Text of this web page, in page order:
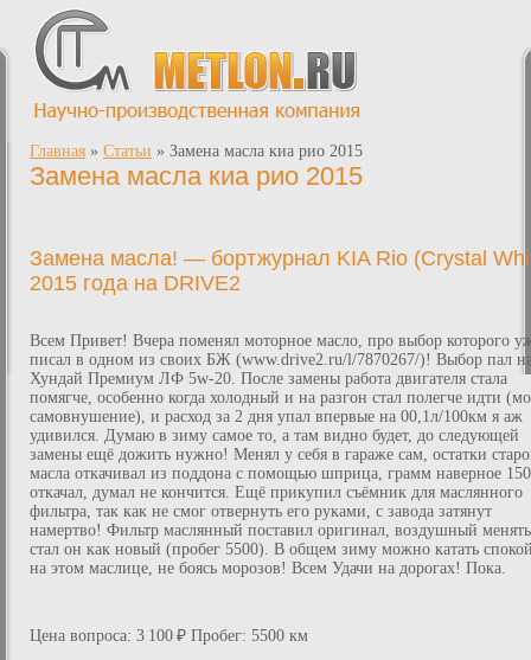
Главная » Статьи » Замена масла киа рио 2015
Замена масла киа рио 2015
Замена масла! — бортжурнал KIA Rio (Crystal
2015 года на DRIVE2
Всем Привет! Вчера поменял моторное масло, про выбор которого
писал в одном из своих БЖ (www.drive2.ru/l/7870267/)! Выбор пал
Хундай Премиум ЛФ 5w-20. После замены работа двигателя стала
помягче, особенно когда холодный и на разгон стал полегче идти
самовнушение), и расход за 2 дня упал впервые на 00,1л/100км я аж
удивился. Думаю в зиму самое то, а там видно будет, до следующей
замены ещё дожить нужно! Менял у себя в гараже сам, остатки
масла откачивал из поддона с помощью шприца, грамм наверное 150
откачал, думал не кончится. Ещё прикупил съёмник для маслянного
фильтра, так как не смог отвернуть его руками, с завода затянут
намертво! Фильтр маслянный поставил оригинал, воздушный
стал он как новый (пробег 5500). В общем зиму можно катать
на этом маслице, не боясь морозов! Всем Удачи на дорогах! Пока.
Цена вопроса: 3 100 ₽ Пробег: 5500 км